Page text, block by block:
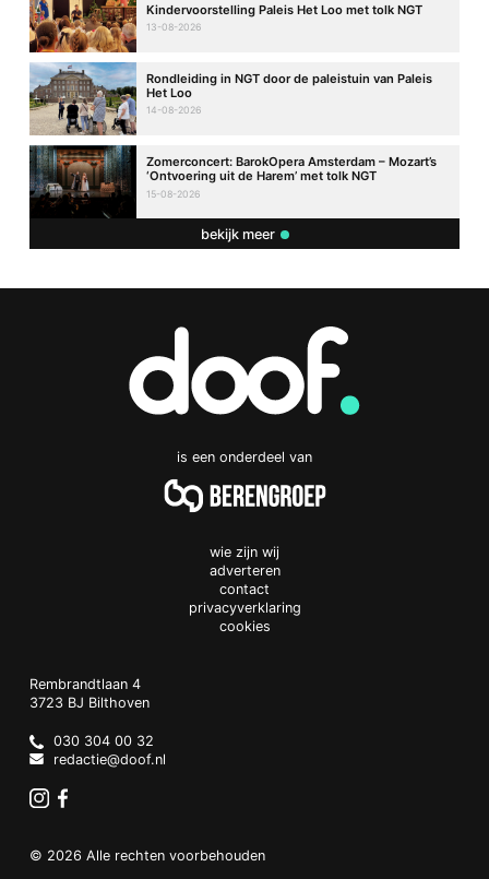
Kindervoorstelling Paleis Het Loo met tolk NGT
13-08-2026
Rondleiding in NGT door de paleistuin van Paleis
Het Loo
14-08-2026
Zomerconcert: BarokOpera Amsterdam – Mozart’s
‘Ontvoering uit de Harem’ met tolk NGT
15-08-2026
bekijk meer
is een onderdeel van
wie zijn wij
adverteren
contact
privacyverklaring
cookies
Doof.nl
work
Rembrandtlaan 4
3723 BJ Bilthoven
Netherlands
030 304 00 32
redactie@doof.nl
© 2026 Alle rechten voorbehouden